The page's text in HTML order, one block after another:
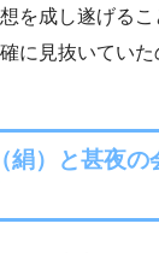
を成し遂げる
に見抜いていた
絹）と甚夜の